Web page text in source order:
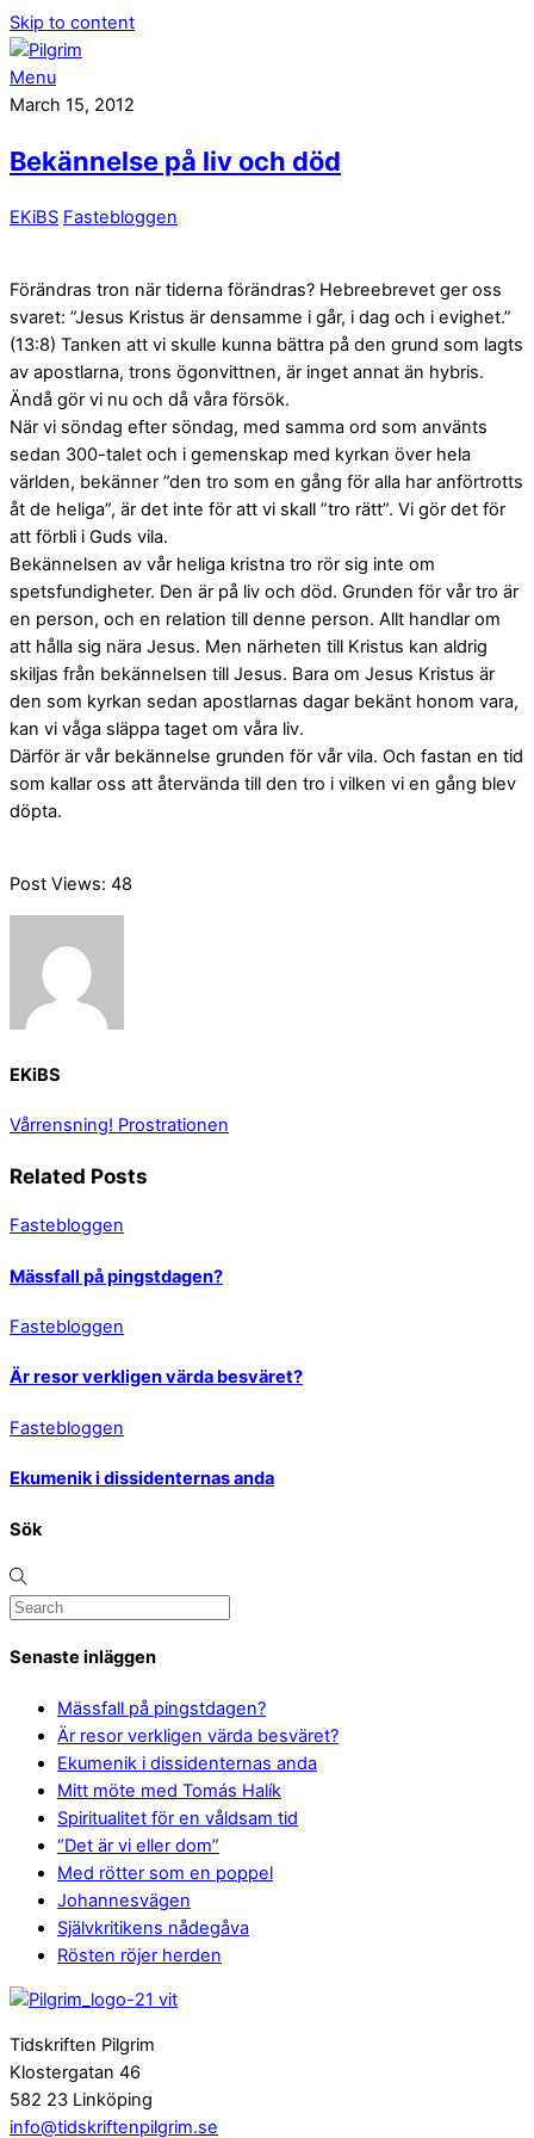
Skip to content
Menu
March 15, 2012
Bekännelse på liv och död
EKiBS Fastebloggen
Förändras tron när tiderna förändras? Hebreebrevet ger oss
svaret: ”Jesus Kristus är densamme i går, i dag och i evighet.”
(13:8) Tanken att vi skulle kunna bättra på den grund som lagts
av apostlarna, trons ögonvittnen, är inget annat än hybris.
Ändå gör vi nu och då våra försök.
När vi söndag efter söndag, med samma ord som använts
sedan 300-talet och i gemenskap med kyrkan över hela
världen, bekänner ”den tro som en gång för alla har anförtrotts
åt de heliga”, är det inte för att vi skall ”tro rätt”. Vi gör det för
att förbli i Guds vila.
Bekännelsen av vår heliga kristna tro rör sig inte om
spetsfundigheter. Den är på liv och död. Grunden för vår tro är
en person, och en relation till denne person. Allt handlar om
att hålla sig nära Jesus. Men närheten till Kristus kan aldrig
skiljas från bekännelsen till Jesus. Bara om Jesus Kristus är
den som kyrkan sedan apostlarnas dagar bekänt honom vara,
kan vi våga släppa taget om våra liv.
Därför är vår bekännelse grunden för vår vila. Och fastan en tid
som kallar oss att återvända till den tro i vilken vi en gång blev
döpta.
Post Views: 48
EKiBS
Vårrensning! Prostrationen
Related Posts
Fastebloggen
Mässfall på pingstdagen?
Fastebloggen
Är resor verkligen värda besväret?
Fastebloggen
Ekumenik i dissidenternas anda
Sök
Senaste inläggen
Mässfall på pingstdagen?
Är resor verkligen värda besväret?
Ekumenik i dissidenternas anda
Mitt möte med Tomás Halík
Spiritualitet för en våldsam tid
“Det är vi eller dom”
Med rötter som en poppel
Johannesvägen
Självkritikens nådegåva
Rösten röjer herden
Tidskriften Pilgrim
Klostergatan 46
582 23 Linköping
info@tidskriftenpilgrim.se